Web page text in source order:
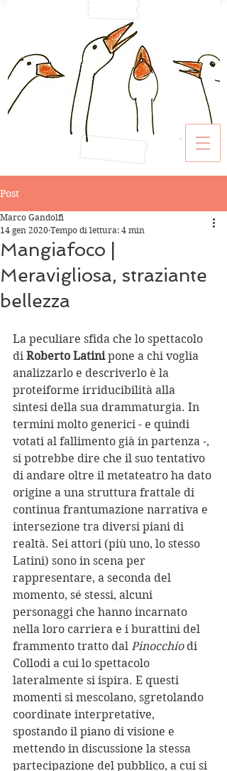
Post
Mangiafoco |
Meravigliosa, straziante
bellezza
Marco Gandolfi
14 gen 2020 Tempo di lettura: 4 min
La peculiare sfida che lo spettacolo
di Roberto Latini pone a chi voglia
analizzarlo e descriverlo è la
proteiforme irriducibilità alla
sintesi della sua drammaturgia. In
termini molto generici - e quindi
votati al fallimento già in partenza -,
si potrebbe dire che il suo tentativo
di andare oltre il metateatro ha dato
origine a una struttura frattale di
continua frantumazione narrativa e
intersezione tra diversi piani di
realtà. Sei attori (più uno, lo stesso
Latini) sono in scena per
rappresentare, a seconda del
momento, sé stessi, alcuni
personaggi che hanno incarnato
nella loro carriera e i burattini del
frammento tratto dal Pinocchio di
Collodi a cui lo spettacolo
lateralmente si ispira. E questi
momenti si mescolano, sgretolando
coordinate interpretative,
spostando il piano di visione e
mettendo in discussione la stessa
partecipazione del pubblico, a cui si